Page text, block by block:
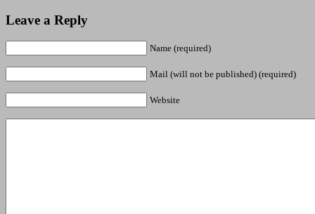
Leave a Reply
Name (required)
Mail (will not be published) (required)
Website